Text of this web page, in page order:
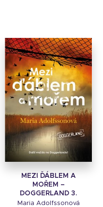
MEZI ĎÁBLEM A
MOŘEM –
DOGGERLAND 3.
Maria Adolfssonová